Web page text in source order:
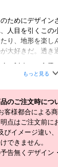
ためにデザイン
人目を引くこの
り、地形を楽し
大好きだ。透き
・スキー・フュ
レンデでスピン
幅は、荒々しい
ている。官能的
ABS
with
もっと見る
のご注文時につ
客様都合による
点はご注文前に
びイメージ違い
できません。
告無くデザイン